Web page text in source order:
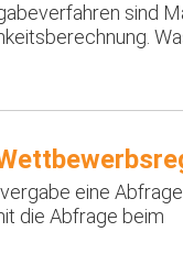
sind
eine
die Abfrage beim